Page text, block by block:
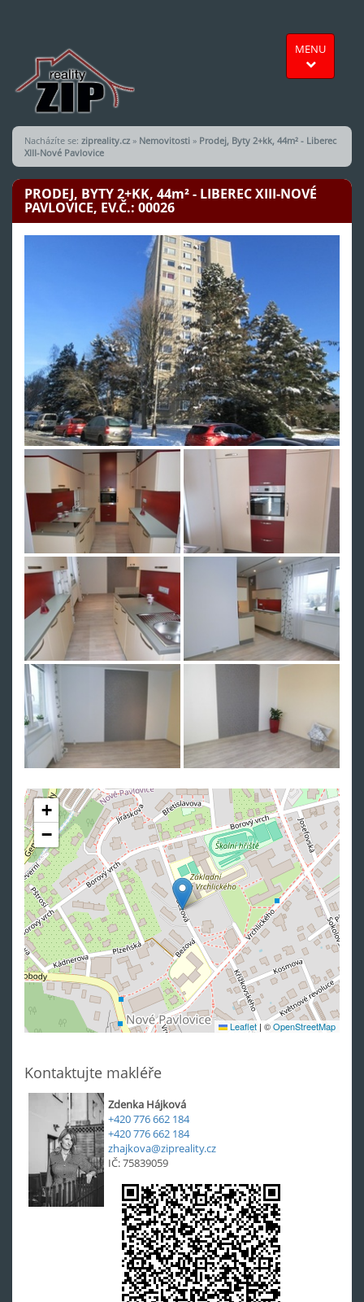
MENU
Nacházíte se: zipreality.cz » Nemovitosti » Prodej, Byty 2+kk, 44m² - Liberec
XIII-Nové Pavlovice
PRODEJ, BYTY 2+KK, 44m²- LIBEREC XIII-NOVÉ
PAVLOVICE, EV.Č.: 00026
+
−
Leaflet | ©OpenStreetMap
Kontaktujte makléře
Zdenka Hájková
+420 776 662 184
+420 776 662 184
zhajkova@zipreality.cz
IČ: 75839059